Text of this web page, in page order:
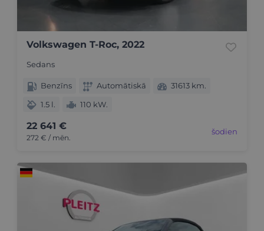
Volkswagen T-Roc, 2022
Sedans
Benzīns Automātiskā
31613 km.
1.5 l.
110 kW.
22 641 €
272 € / mēn.
šodien